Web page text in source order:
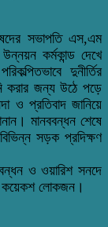
সভাপতি এস,এম
কর্মকান্ড দেখে
দুনীর্তির
করার জন্য উঠে পড়ে
ও প্রতিবাদ জানিয়ে
মানববন্ধন শেষে
সড়ক প্রদিক্ষণ
ও ওয়ারিশ সনদে
কয়েকশ লোকজন।